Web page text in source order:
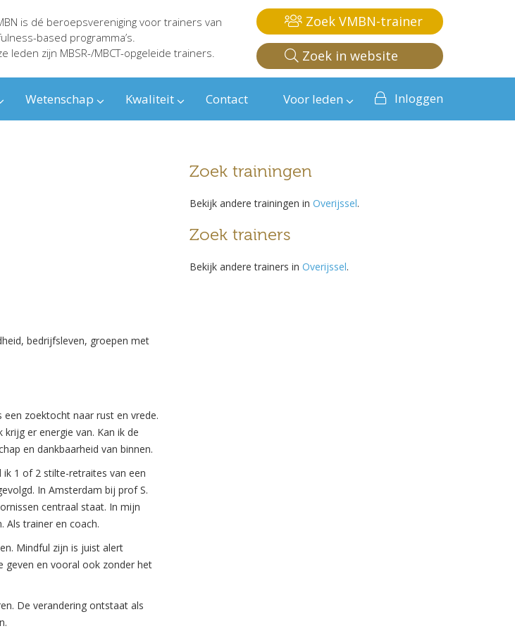
is dé beroepsvereniging voor trainers van
based programma’s.
leden zijn MBSR-/MBCT-opgeleide trainers.
Zoek VMBN-trainer
Zoek in website
Wetenschap Kwaliteit Contact Voor leden Inloggen
bedrijfsleven, groepen met
een zoektocht naar rust en vrede.
er energie van. Kan ik de
en dankbaarheid van binnen.
ik 1 of 2 stilte-retraites van een
In Amsterdam bij prof S.
centraal staat. In mijn
Als trainer en coach.
Mindful zijn is juist alert
geven en vooral ook zonder het
De verandering ontstaat als
Zoek trainingen
Bekijk andere trainingen in Overijssel.
Zoek trainers
Bekijk andere trainers in Overijssel.